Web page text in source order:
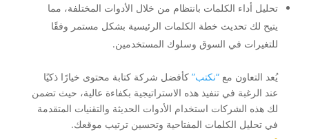
تحليل أداء الكلمات بانتظام من خلال الأدوات المختلفة، مما
يتيح لك تحديث خطة الكلمات الرئيسية بشكل مستمر وفقًا
للتغيرات في السوق وسلوك المستخدمين.
يُعد التعاون مع “نكتب”كأفضل شركة كتابة محتوى خيارًا ذكيًا
عند الرغبة في تنفيذ هذه الاستراتيجية بكفاءة عالية، حيث تضمن
لك هذه الشركات استخدام الأدوات الحديثة والتقنيات المتقدمة
في تحليل الكلمات المفتاحية وتحسين ترتيب موقعك.